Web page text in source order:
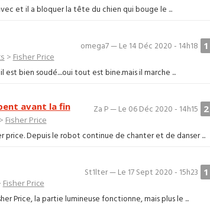
et il a bloquer la tête du chien qui bouge le ...
1
omega7 — Le 14 Déc 2020 - 14h18
> Fisher Price
bien soudé....oui tout est bine.mais il marche ...
2
Za P — Le 06 Déc 2020 - 14h15
avant la fin
> Fisher Price
Depuis le robot continue de chanter et de danser ...
1
St1lter — Le 17 Sept 2020 - 15h23
Fisher Price
Price, la partie lumineuse fonctionne, mais plus le ...